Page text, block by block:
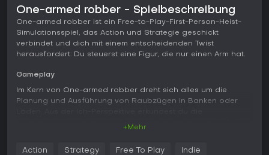
One-armed robber - Spielbeschreibung
One-armed robber ist ein Free-to-Play-First-Person-Heist-
Simulationsspiel, das Action und Strategie geschickt
verbindet und dich mit einem entscheidenden Twist
herausfordert: Du steuerst eine Figur, die nur einen Arm hat.
Gameplay
Im Kern von One-armed robber dreht sich alles um die
Planung und Ausführung von Raubzügen in Banken oder
+Mehr
Action Strategy Free To Play Indie